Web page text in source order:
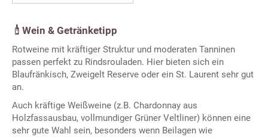
Wein & Getränketipp
Rotweine mit kräftiger Struktur und moderaten Tanninen
passen perfekt zu Rindsrouladen. Hier bieten sich ein
Blaufränkisch, Zweigelt Reserve oder ein St. Laurent sehr gut
an.
Auch kräftige Weißweine (z.B. Chardonnay aus
Holzfassausbau, vollmundiger Grüner Veltliner) können eine
sehr gute Wahl sein, besonders wenn Beilagen wie